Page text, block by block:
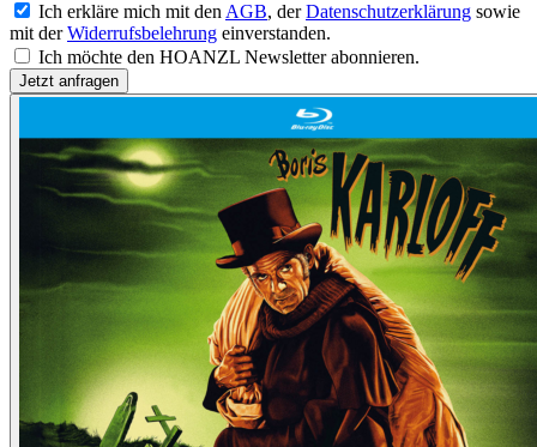
Ich erkläre mich mit den AGB, derDatenschutzerklärung sowie
mit derWiderrufsbelehrung einverstanden.
Ich möchte den HOANZL Newsletter abonnieren.